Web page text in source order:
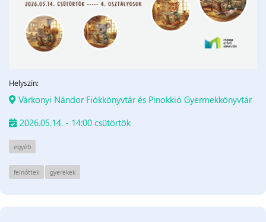
Helyszín:
Várkonyi Nándor Fiókkönyvtár és Pinokkió Gyermekkönyvtár
2026.05.14. - 14:00 csütörtök
egyéb
felnőttek gyerekek